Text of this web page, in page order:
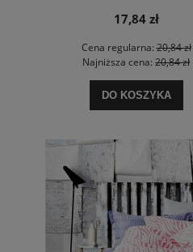
17,84 zł
Cena regularna:20,84 zł
Najniższa cena: 20,84 zł
DO KOSZYKA